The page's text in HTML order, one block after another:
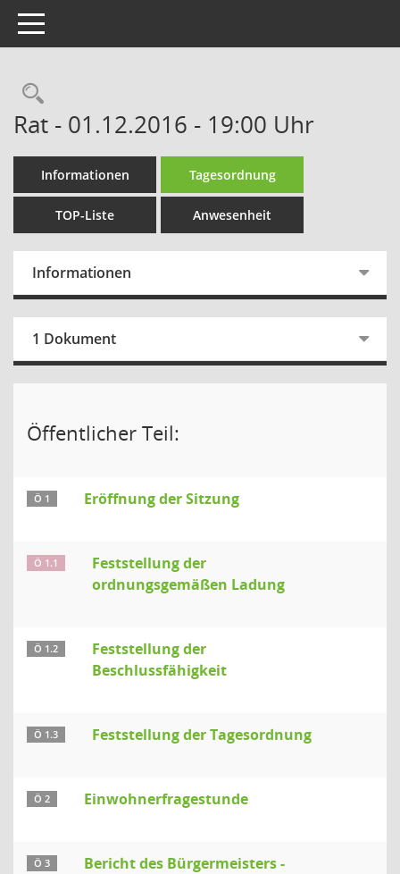
Toggle navigation
Rechercheauswahl
Rat - 01.12.2016 - 19:00 Uhr
Informationen Tagesordnung
TOP-Liste Anwesenheit
Informationen
1 Dokument
Öffentlicher Teil:
Ö 1 Eröffnung der Sitzung
Ö 1.1
Feststellung der
ordnungsgemäßen Ladung
Ö 1.2
Feststellung der
Beschlussfähigkeit
Ö 1.3 Feststellung der Tagesordnung
Ö 2 Einwohnerfragestunde
Ö 3
Bericht des Bürgermeisters -